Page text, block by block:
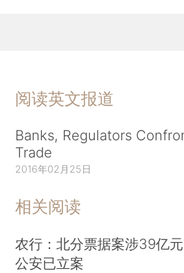
阅读英文报道
Banks, Regulators
Trade
2016年02月25日
相关阅读
农行：北分票据案涉39亿元
公安已立案